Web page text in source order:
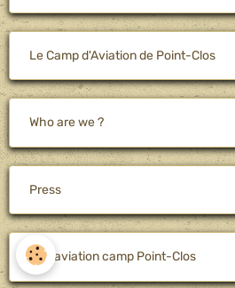
Le Camp d'Aviation de Point-Clos
Who are we ?
Press
The aviation camp Point-Clos